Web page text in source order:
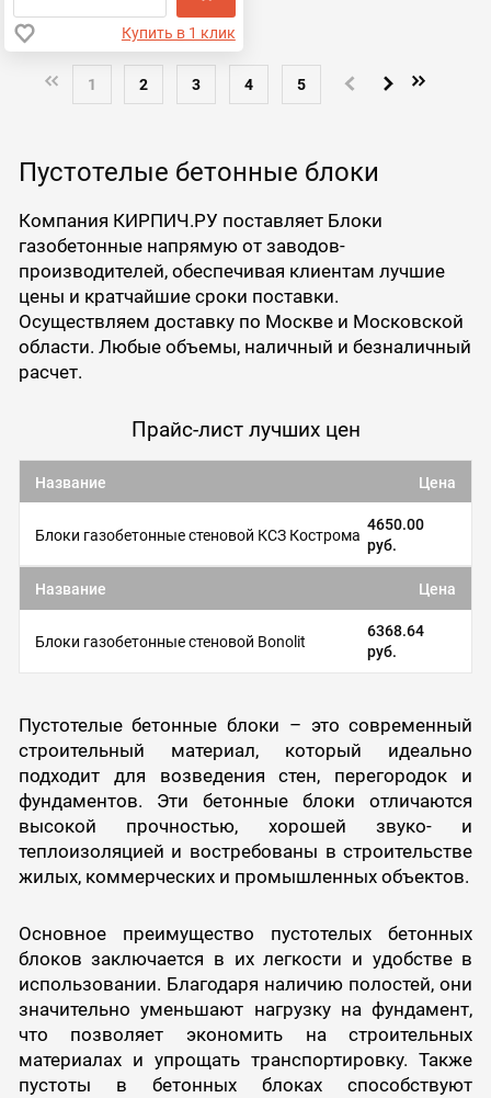
Купить в 1 клик
1 2 3 4 5
Пустотелые бетонные блоки
Компания КИРПИЧ.РУ поставляет Блоки
газобетонные напрямую от заводов-
производителей, обеспечивая клиентам лучшие
цены и кратчайшие сроки поставки.
Осуществляем доставку по Москве и Московской
области. Любые объемы, наличный и безналичный
расчет.
Прайс-лист лучших цен
Название Цена
Блоки газобетонные стеновой КСЗ Кострома
4650.00
руб.
Название Цена
Блоки газобетонные стеновой Bonolit
6368.64
руб.
Пустотелые бетонные блоки – это современный
строительный материал, который идеально
подходит для возведения стен, перегородок и
фундаментов. Эти бетонные блоки отличаются
высокой прочностью, хорошей звуко- и
теплоизоляцией и востребованы в строительстве
жилых, коммерческих и промышленных объектов.
Основное преимущество пустотелых бетонных
блоков заключается в их легкости и удобстве в
использовании. Благодаря наличию полостей, они
значительно уменьшают нагрузку на фундамент,
что позволяет экономить на строительных
материалах и упрощать транспортировку. Также
пустоты в бетонных блоках способствуют